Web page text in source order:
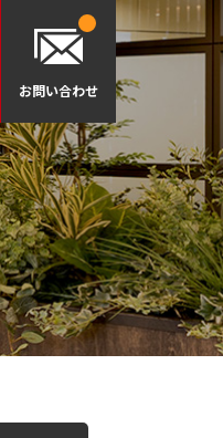
お問い合わせ